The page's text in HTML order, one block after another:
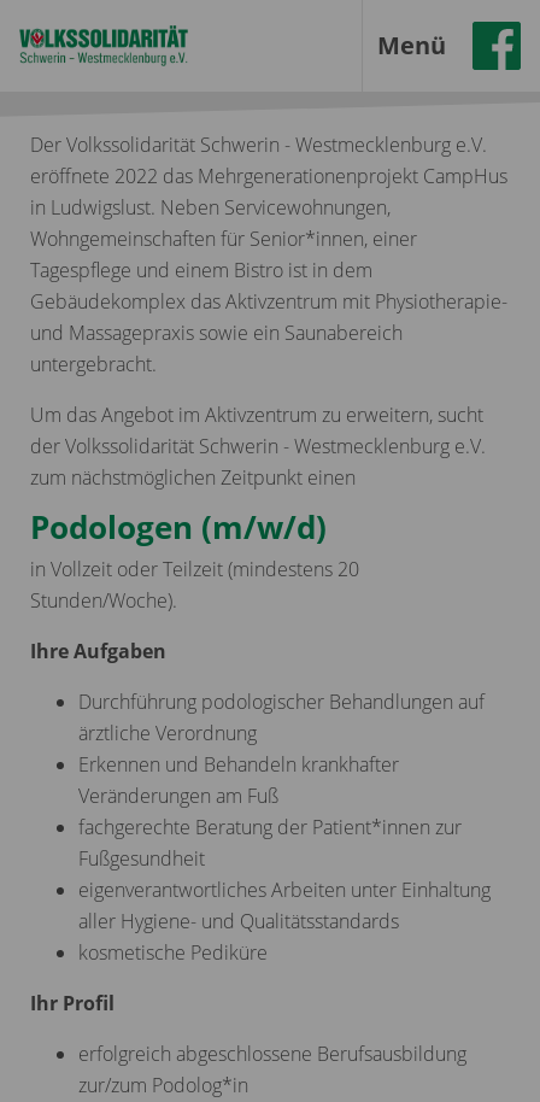
Menü
Der Volkssolidarität Schwerin - Westmecklenburg e.V.
eröffnete 2022 das Mehrgenerationenprojekt CampHus
in Ludwigslust. Neben Servicewohnungen,
Wohngemeinschaften für Senior*innen, einer
Tagespflege und einem Bistro ist in dem
Gebäudekomplex das Aktivzentrum mit Physiotherapie-
und Massagepraxis sowie ein Saunabereich
untergebracht.
Um das Angebot im Aktivzentrum zu erweitern, sucht
der Volkssolidarität Schwerin - Westmecklenburg e.V.
zum nächstmöglichen Zeitpunkt einen
Podologen (m/w/d)
in Vollzeit oder Teilzeit (mindestens 20
Stunden/Woche).
Ihre Aufgaben
Durchführung podologischer Behandlungen auf
ärztliche Verordnung
Erkennen und Behandeln krankhafter
Veränderungen am Fuß
fachgerechte Beratung der Patient*innen zur
Fußgesundheit
eigenverantwortliches Arbeiten unter Einhaltung
aller Hygiene- und Qualitätsstandards
kosmetische Pediküre
Ihr Profil
erfolgreich abgeschlossene Berufsausbildung
zur/zum Podolog*in